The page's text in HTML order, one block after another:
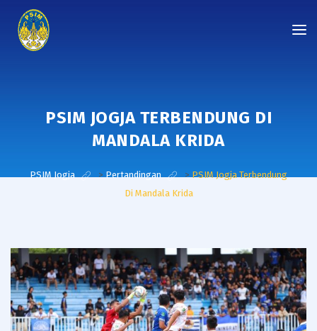
PSIM JOGJA TERBENDUNG DI
MANDALA KRIDA
PSIM Jogja >Pertandingan >PSIM Jogja Terbendung
Di Mandala Krida